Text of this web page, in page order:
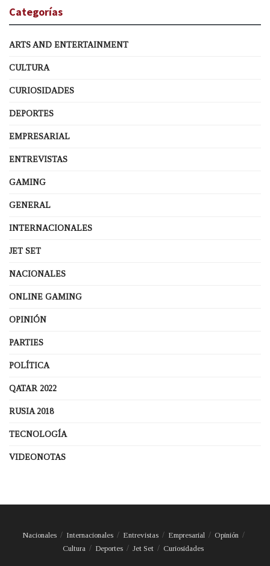
Categorías
ARTS AND ENTERTAINMENT
CULTURA
CURIOSIDADES
DEPORTES
EMPRESARIAL
ENTREVISTAS
GAMING
GENERAL
INTERNACIONALES
JET SET
NACIONALES
ONLINE GAMING
OPINIÓN
PARTIES
POLÍTICA
QATAR 2022
RUSIA 2018
TECNOLOGÍA
VIDEONOTAS
Nacionales Internacionales Entrevistas Empresarial
Opinión
Cultura
Deportes Jet Set Curiosidades